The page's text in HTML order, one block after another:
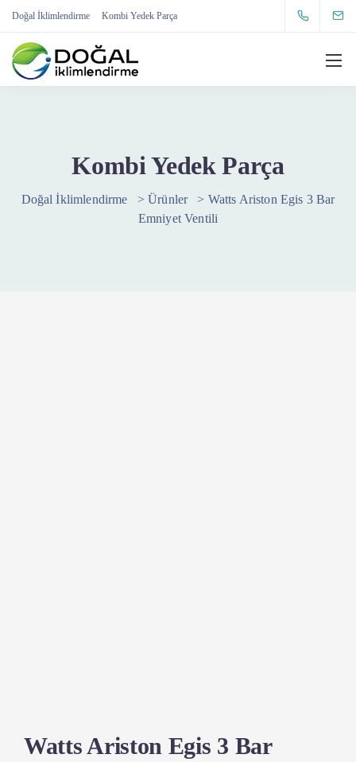
Doğal İklimlendirme Kombi Yedek Parça
Kombi Yedek Parça
Doğal İklimlendirme >Ürünler > Watts Ariston Egis 3 Bar
Emniyet Ventili
Watts Ariston Egis 3 Bar